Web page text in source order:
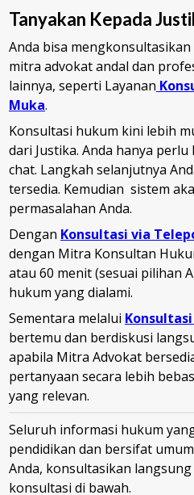
Tanyakan Kepada
Anda bisa
mitra advokat andal dan
lainnya, seperti Layanan
Muka.
Konsultasi hukum kini lebih
dari Justika. Anda hanya
chat. Langkah selanjutnya
tersedia. Kemudian sistem
permasalahan Anda.
Dengan Konsultasi via
dengan Mitra Konsultan
atau 60 menit (sesuai pilihan
hukum yang dialami.
Sementara melalui
bertemu dan berdiskusi
apabila Mitra Advokat
pertanyaan secara lebih
yang relevan.
Seluruh informasi hukum
pendidikan dan bersifat
Anda, konsultasikan
konsultasi di bawah.